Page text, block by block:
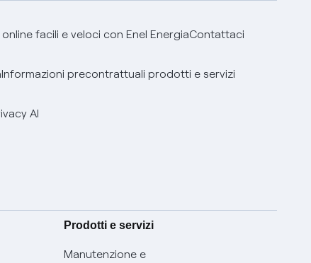
facili e veloci con Enel EnergiaContattaci
Informazioni precontrattuali prodotti e servizi
AI
Prodotti e servizi
Manutenzione e